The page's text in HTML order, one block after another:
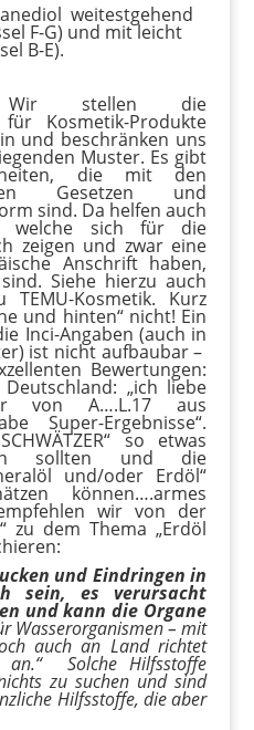
weitestgehend
F-G) und mit leicht
B-E).
stellen die
für Kosmetik-Produkte
und beschränken uns
Muster. Es gibt
die mit den
Gesetzen und
sind. Da helfen auch
welche sich für die
zeigen und zwar eine
Anschrift haben,
Siehe hierzu auch
TEMU-Kosmetik. Kurz
und hinten“ nicht! Ein
Inci-Angaben (auch in
ist nicht aufbaubar –
Bewertungen:
„ich liebe
von A….L.17 aus
Super-Ergebnisse“.
so etwas
sollten und die
und/oder Erdöl“
können….armes
wir von der
zu dem Thema „Erdöl
und Eindringen in
sein, es verursacht
und kann die Organe
Wasserorganismen – mit
auch an Land richtet
an.“ Solche Hilfsstoffe
zu suchen und sind
Hilfsstoffe, die aber